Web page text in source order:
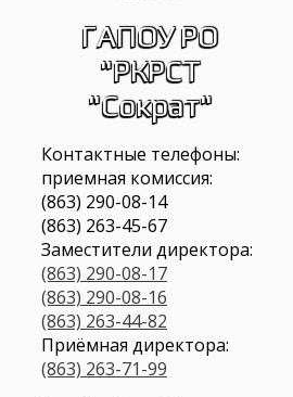
ГАПОУ РО
"РКРСТ
"Сократ"
Контактные телефоны:
приемная комиссия:
(863) 290-08-14
(863) 263-45-67
Заместители директора:
(863) 290-08-17
(863) 290-08-16
(863) 263-44-82
Приёмная директора:
(863) 263-71-99